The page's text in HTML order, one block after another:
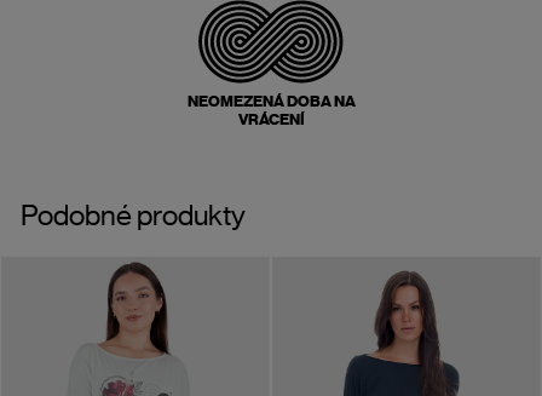
NEOMEZENÁ DOBA NA
VRÁCENÍ
Podobné produkty